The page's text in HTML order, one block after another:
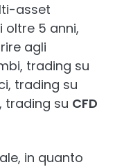
asset
oltre 5 anni,
agli
trading su
trading su
trading su CFD
in quanto